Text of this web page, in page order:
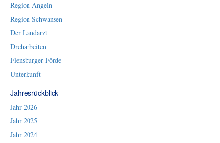
Region Angeln
Region Schwansen
Der Landarzt
Dreharbeiten
Flensburger Förde
Unterkunft
Jahresrückblick
Jahr 2026
Jahr 2025
Jahr 2024